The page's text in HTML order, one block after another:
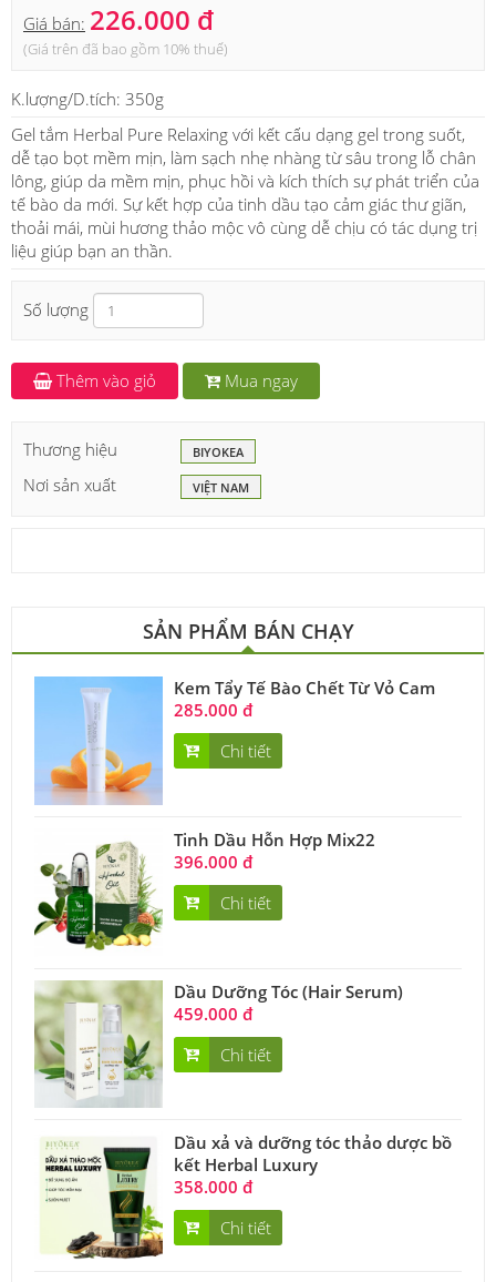
Giá bán: 226.000 đ
(Giá trên đã bao gồm 10% thuế)
K.lượng/D.tích: 350g
Gel tắm Herbal Pure Relaxing với kết cấu dạng gel trong suốt,
dễ tạo bọt mềm mịn, làm sạch nhẹ nhàng từ sâu trong lỗ chân
lông, giúp da mềm mịn, phục hồi và kích thích sự phát triển của
tế bào da mới. Sự kết hợp của tinh dầu tạo cảm giác thư giãn,
thoải mái, mùi hương thảo mộc vô cùng dễ chịu có tác dụng trị
liệu giúp bạn an thần.
Số lượng
Thêm vào giỏ Mua ngay
Thương hiệu BIYOKEA
Nơi sản xuất VIỆT NAM
SẢN PHẨM BÁN CHẠY
Kem Tẩy Tế Bào Chết Từ Vỏ Cam
285.000 đ
Chi tiết
Tinh Dầu Hỗn Hợp Mix22
396.000 đ
Chi tiết
Dầu Dưỡng Tóc (Hair Serum)
459.000 đ
Chi tiết
Dầu xả và dưỡng tóc thảo dược bồ
kết Herbal Luxury
358.000 đ
Chi tiết